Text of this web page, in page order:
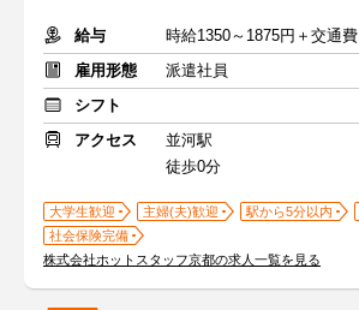
給与
時給1350～1875円＋交通費
雇用形態
派遣社員
シフト
アクセス
並河駅
徒歩0分
大学生歓迎 主婦(夫)歓迎 駅から5分以内
社会保険完備
株式会社ホットスタッフ京都の求人一覧を見る